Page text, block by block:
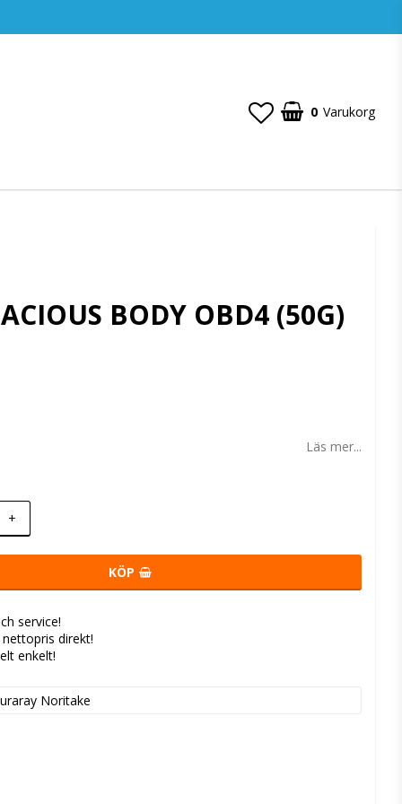
0 Varukorg
BODY OBD4 (50G)
Läs mer...
+
KÖP
service!
nettopris direkt!
enkelt!
Noritake